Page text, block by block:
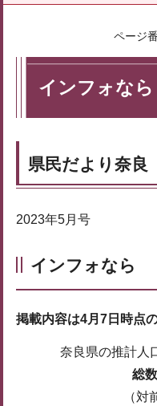
ページ
インフォなら
県民だより奈良
2023年5月号
インフォなら
掲載内容は4月7日時点
奈良県の推計人
総
（対